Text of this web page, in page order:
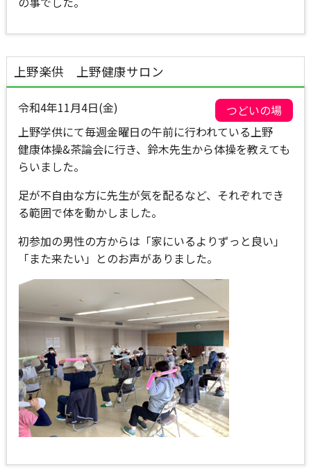
上野楽供 上野健康サロン
令和4年11月4日(金)
つどいの場
上野学供にて毎週金曜日の午前に行われている上野
健康体操&茶論会に行き、鈴木先生から体操を教えても
らいました。
足が不自由な方に先生が気を配るなど、それぞれでき
る範囲で体を動かしました。
初参加の男性の方からは「家にいるよりずっと良い」
「また来たい」とのお声がありました。